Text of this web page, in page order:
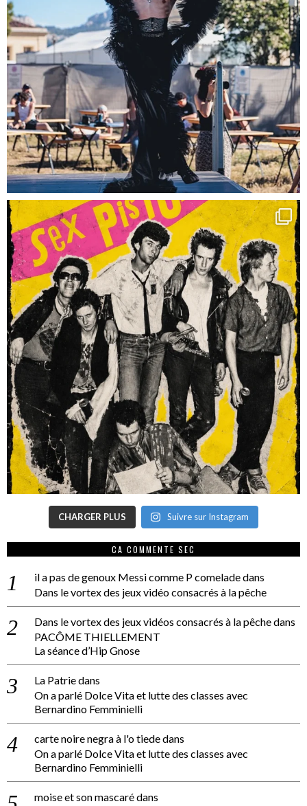
CHARGER PLUS Suivre sur Instagram
CA COMMENTE SEC
il a pas de genoux Messi comme P comeladedans
Dans le vortex des jeux vidéo consacrés à la pêche
Dans le vortex des jeux vidéos consacrés à la pêchedans
PACÔME THIELLEMENT
La séance d’Hip Gnose
La Patriedans
On a parlé Dolce Vita et lutte des classes avec
Bernardino Femminielli
carte noire negra à l'o tiededans
On a parlé Dolce Vita et lutte des classes avec
Bernardino Femminielli
moise et son mascarédans